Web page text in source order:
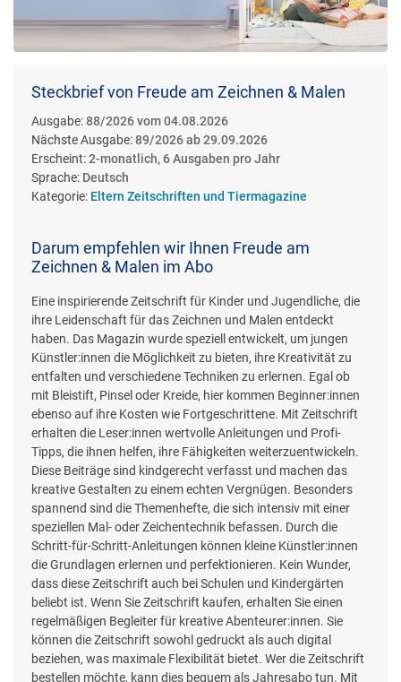
Steckbrief von Freude am Zeichnen & Malen
Ausgabe:88/2026 vom 04.08.2026
Nächste Ausgabe:89/2026 ab 29.09.2026
Erscheint:2-monatlich, 6 Ausgaben pro Jahr
Sprache: Deutsch
Kategorie: Eltern Zeitschriften und Tiermagazine
Darum empfehlen wir Ihnen Freude am
Zeichnen & Malen im Abo
Eine inspirierende Zeitschrift für Kinder und Jugendliche, die
ihre Leidenschaft für das Zeichnen und Malen entdeckt
haben. Das Magazin wurde speziell entwickelt, um jungen
Künstler:innen die Möglichkeit zu bieten, ihre Kreativität zu
entfalten und verschiedene Techniken zu erlernen. Egal ob
mit Bleistift, Pinsel oder Kreide, hier kommen Beginner:innen
ebenso auf ihre Kosten wie Fortgeschrittene. Mit Zeitschrift
erhalten die Leser:innen wertvolle Anleitungen und Profi-
Tipps, die ihnen helfen, ihre Fähigkeiten weiterzuentwickeln.
Diese Beiträge sind kindgerecht verfasst und machen das
kreative Gestalten zu einem echten Vergnügen. Besonders
spannend sind die Themenhefte, die sich intensiv mit einer
speziellen Mal- oder Zeichentechnik befassen. Durch die
Schritt-für-Schritt-Anleitungen können kleine Künstler:innen
die Grundlagen erlernen und perfektionieren. Kein Wunder,
dass diese Zeitschrift auch bei Schulen und Kindergärten
beliebt ist. Wenn Sie Zeitschrift kaufen, erhalten Sie einen
regelmäßigen Begleiter für kreative Abenteurer:innen. Sie
können die Zeitschrift sowohl gedruckt als auch digital
beziehen, was maximale Flexibilität bietet. Wer die Zeitschrift
bestellen möchte, kann dies bequem als Jahresabo tun. Mit